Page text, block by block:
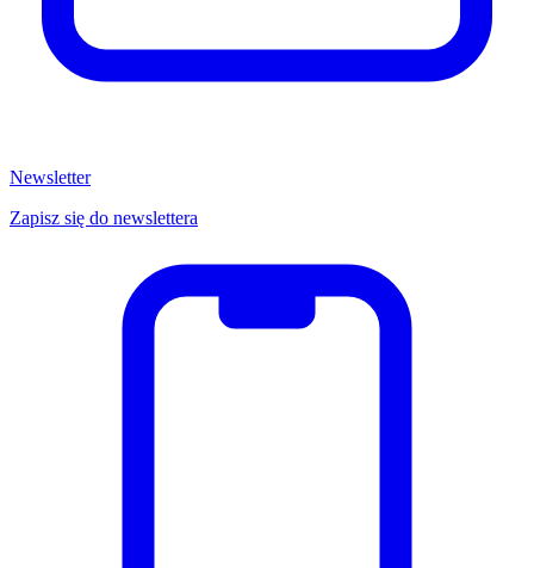
Newsletter
Zapisz się do newslettera